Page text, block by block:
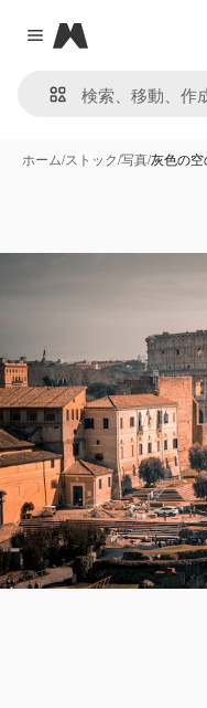
Close menu
Magnific
ホーム/ストック/写真/灰色の